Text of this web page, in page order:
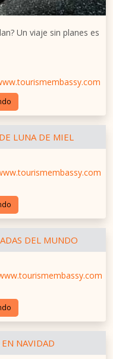
Un viaje sin planes es
LUNA DE MIEL
DEL MUNDO
NAVIDAD